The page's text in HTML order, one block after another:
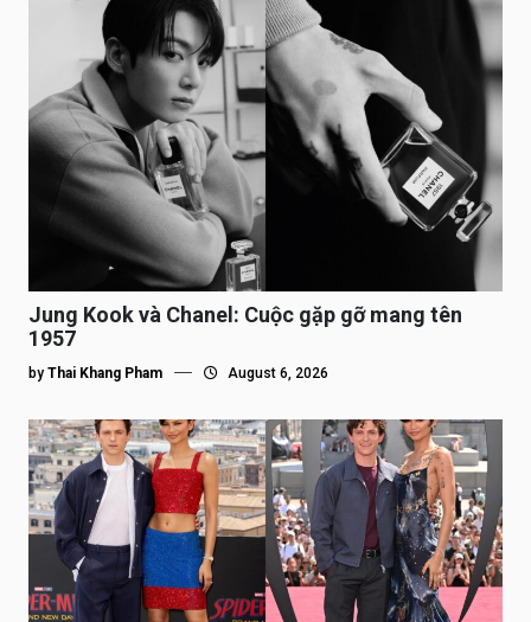
Jung Kook và Chanel: Cuộc gặp gỡ mang tên
1957
by Thai Khang Pham August 6, 2026